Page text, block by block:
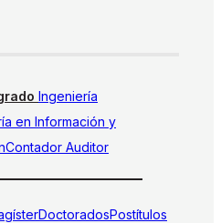
Ingeniería
en Información y
Contador Auditor
DoctoradosPostítulos